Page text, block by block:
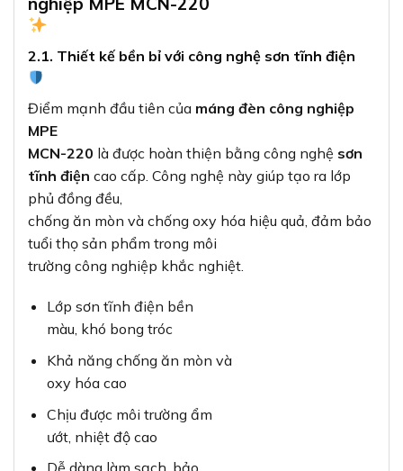
2.1. Thiết kế bền bỉ với công nghệ sơn tĩnh điện
Điểm mạnh đầu tiên của máng đèn công nghiệp
MPE
MCN-220 là được hoàn thiện bằng công nghệ sơn
tĩnh điện cao cấp. Công nghệ này giúp tạo ra lớp
phủ đồng đều,
chống ăn mòn và chống oxy hóa hiệu quả, đảm bảo
tuổi thọ sản phẩm trong môi
trường công nghiệp khắc nghiệt.
Lớp sơn tĩnh điện bền
màu, khó bong tróc
Khả năng chống ăn mòn và
oxy hóa cao
Chịu được môi trường ẩm
ướt, nhiệt độ cao